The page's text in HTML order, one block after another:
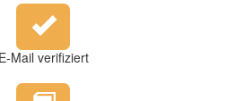
E-Mail verifiziert